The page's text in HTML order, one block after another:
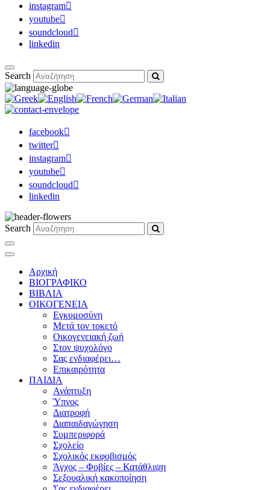
instagram
youtube
soundcloud
linkedin
Search
facebook
twitter
instagram
youtube
soundcloud
linkedin
Search
Αρχική
ΒΙΟΓΡΑΦΙΚΟ
ΒΙΒΛΙΑ
ΟΙΚΟΓΕΝΕΙΑ
Εγκυμοσύνη
Μετά τον τοκετό
Οικογενειακή ζωή
Στον ψυχολόγο
Σας ενδιαφέρει…
Επικαιρότητα
ΠΑΙΔΙΑ
Ανάπτυξη
Ύπνος
Διατροφή
Διαπαιδαγώγηση
Συμπεριφορά
Σχολείο
Σχολικός εκφοβισμός
Άγχος – Φοβίες – Κατάθλιψη
Σεξουαλική κακοποίηση